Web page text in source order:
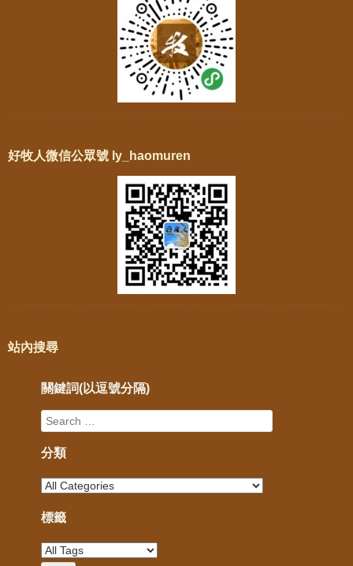
好牧人微信公眾號 ly_haomuren
站內搜尋
關鍵詞(以逗號分隔)
分類
標籤